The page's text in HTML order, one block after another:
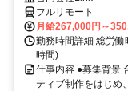
フルリモート
月給267,000円～
勤務時間詳細 総労
時間)
仕事内容 ●募集背景
ティブ制作をはじめ